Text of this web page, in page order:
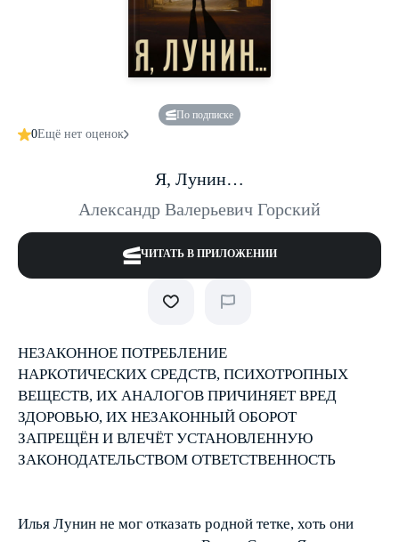
По подписке
0Ещё нет оценок
Я, Лунин…
Александр Валерьевич Горский
ЧИТАТЬ В ПРИЛОЖЕНИИ
НЕЗАКОННОЕ ПОТРЕБЛЕНИЕ
НАРКОТИЧЕСКИХ СРЕДСТВ, ПСИХОТРОПНЫХ
ВЕЩЕСТВ, ИХ АНАЛОГОВ ПРИЧИНЯЕТ ВРЕД
ЗДОРОВЬЮ, ИХ НЕЗАКОННЫЙ ОБОРОТ
ЗАПРЕЩЁН И ВЛЕЧЁТ УСТАНОВЛЕННУЮ
ЗАКОНОДАТЕЛЬСТВОМ ОТВЕТСТВЕННОСТЬ
Илья Лунин не мог отказать родной тетке, хоть они